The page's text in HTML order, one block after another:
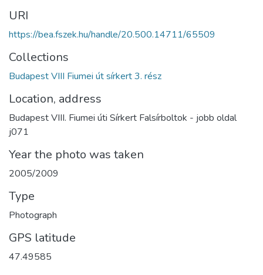
URI
https://bea.fszek.hu/handle/20.500.14711/65509
Collections
Budapest VIII Fiumei út sírkert 3. rész
Location, address
Budapest VIII. Fiumei úti Sírkert Falsírboltok - jobb oldal
j071
Year the photo was taken
2005/2009
Type
Photograph
GPS latitude
47.49585